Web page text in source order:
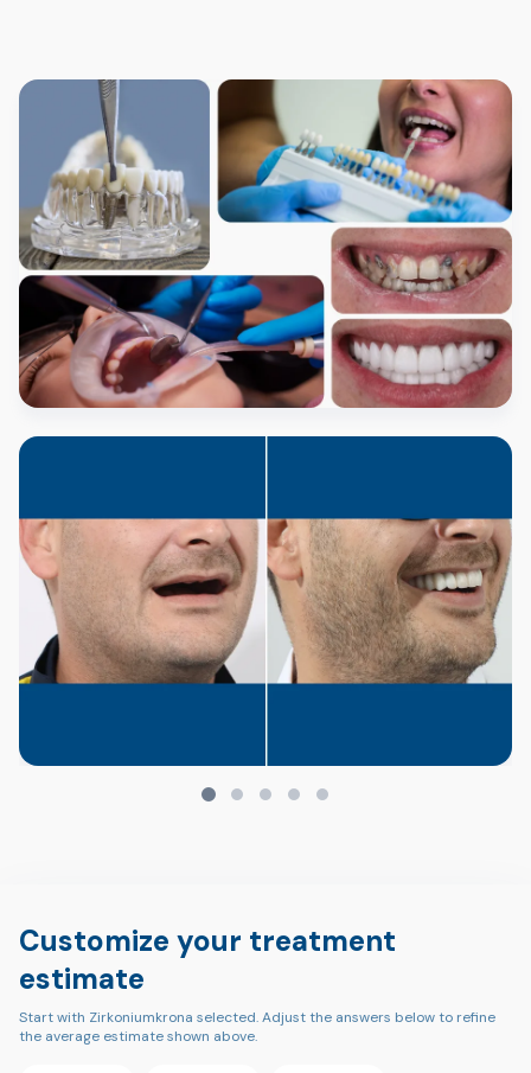
Customize your treatment
estimate
Start with Zirkoniumkrona selected. Adjust the answers below to refine
the average estimate shown above.